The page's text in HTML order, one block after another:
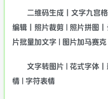
二维码生成丨文字九宫
编辑丨照片裁剪 | 照片拼图
片批量加文字 | 图片加马赛
文字转图片 | 花式字体
情 | 字符表情